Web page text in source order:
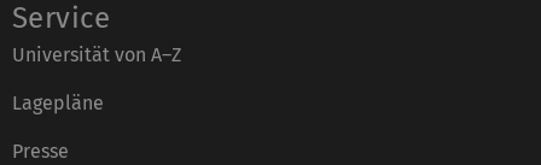
Service
Universität von A–Z
Lagepläne
Presse